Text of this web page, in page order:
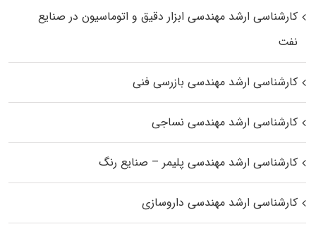
کارشناسی ارشد مهندسی ابزار دقیق و اتوماسیون در صنایع
نفت
کارشناسی ارشد مهندسی بازرسی فنی
کارشناسی ارشد مهندسی نساجی
کارشناسی ارشد مهندسی پلیمر – صنایع رنگ
کارشناسی ارشد مهندسی داروسازی